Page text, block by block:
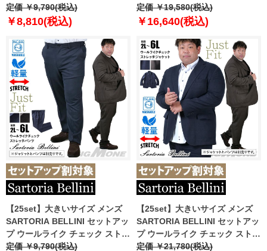
ツ リラックスフィット 軽量 ウォ
ッシャブル イージーケア ライフ
定価 ￥9,790(税込)
￥8,810(税込)
ケット リラックスフィット 軽量
ウォッシャブル イージーケア ラ
定価 ￥19,580(税込)
￥16,640(税込)
【25set】大きいサイズ メンズ
SARTORIA BELLINI セットアッ
プ ウールライク チェック ストレ
ッチ パンツ ジャストフィット 軽
定価 ￥9,790(税込)
【25set】大きいサイズ メンズ
SARTORIA BELLINI セットアッ
プ ウールライク チェック ストレ
ッチ ジャケット ジャストフィッ
定価 ￥21,780(税込)